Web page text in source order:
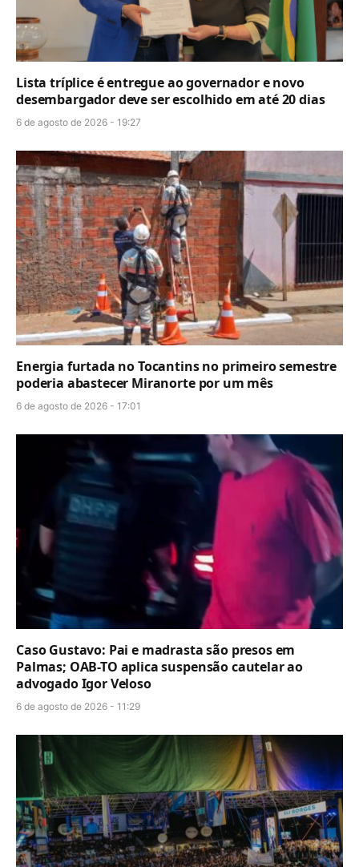
Lista tríplice é entregue ao governador e novo
desembargador deve ser escolhido em até 20 dias
6 de agosto de 2026 - 19:27
Energia furtada no Tocantins no primeiro semestre
poderia abastecer Miranorte por um mês
6 de agosto de 2026 - 17:01
Caso Gustavo: Pai e madrasta são presos em
Palmas; OAB-TO aplica suspensão cautelar ao
advogado Igor Veloso
6 de agosto de 2026 - 11:29